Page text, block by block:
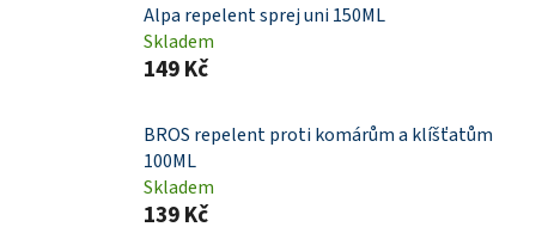
Alpa repelent sprej uni 150ML
Skladem
149 Kč
BROS repelent proti komárům a klíšťatům
100ML
Skladem
139 Kč